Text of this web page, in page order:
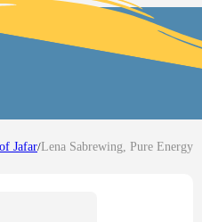
Jafar/Lena Sabrewing, Pure Energy